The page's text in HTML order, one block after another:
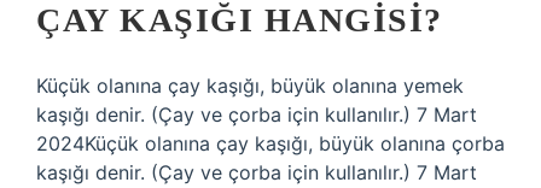
ÇAY KAŞIĞI HANGISI?
Küçük olanına çay kaşığı, büyük olanına yemek
kaşığı denir. (Çay ve çorba için kullanılır.) 7 Mart
2024Küçük olanına çay kaşığı, büyük olanına çorba
kaşığı denir. (Çay ve çorba için kullanılır.) 7 Mart